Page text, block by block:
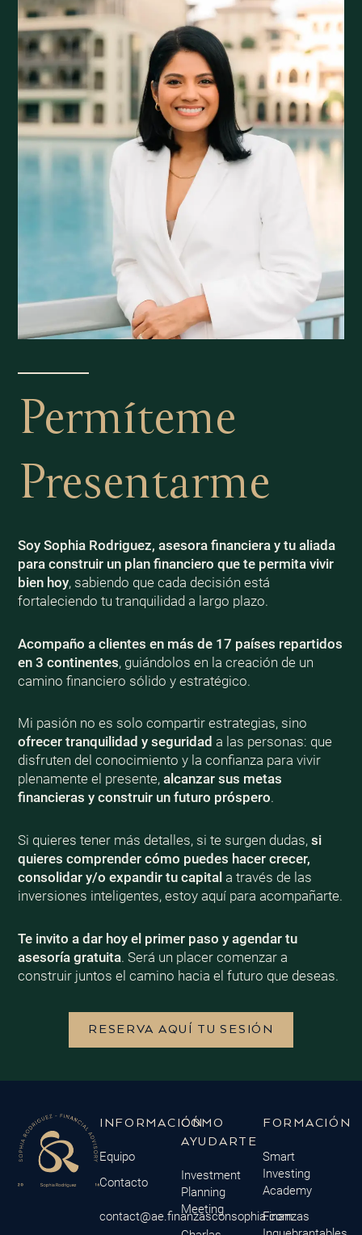
Permíteme
Presentarme
Soy Sophia Rodriguez, asesora financiera y tu aliada
para construir un plan financiero que te permita vivir
bien hoy, sabiendo que cada decisión está
fortaleciendo tu tranquilidad a largo plazo.
Acompaño a clientes en más de 17 países repartidos
en 3 continentes, guiándolos en la creación de un
camino financiero sólido y estratégico.
Mi pasión no es solo compartir estrategias, sino
ofrecer tranquilidad y seguridad a las personas: que
disfruten del conocimiento y la confianza para vivir
plenamente el presente, alcanzar sus metas
financieras y construir un futuro próspero.
Si quieres tener más detalles, si te surgen dudas, si
quieres comprender cómo puedes hacer crecer,
consolidar y/o expandir tu capital a través de las
inversiones inteligentes, estoy aquí para acompañarte.
Te invito a dar hoy el primer paso y agendar tu
asesoría gratuita. Será un placer comenzar a
construir juntos el camino hacia el futuro que deseas.
RESERVA AQUÍ TU SESIÓN
INFORMACIÓN
Equipo
Contacto
contact@ae.finanzasconsophia.com
CÓMO
AYUDARTE
Investment
Planning
Meeting
FORMACIÓN
Smart
Investing
Academy
Finanzas